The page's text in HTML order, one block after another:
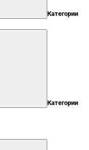
Категории
Категории